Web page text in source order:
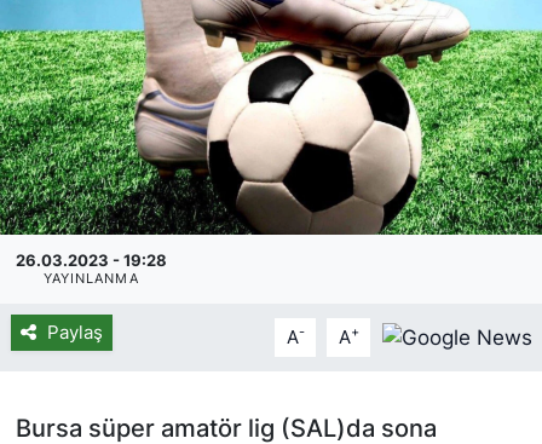
26.03.2023 - 19:28
YAYINLANMA
Paylaş A- A+
Bursa süper amatör lig (SAL)da sona